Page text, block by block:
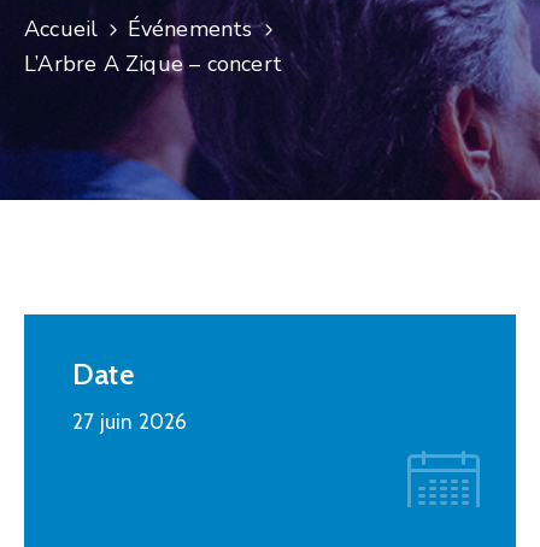
Actus
Accueil
Événements
L’Arbre A Zique – concert
Date
27 juin 2026